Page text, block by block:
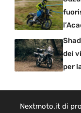
dei
per
Nextmoto.it di